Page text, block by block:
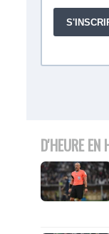
D'HEURE EN